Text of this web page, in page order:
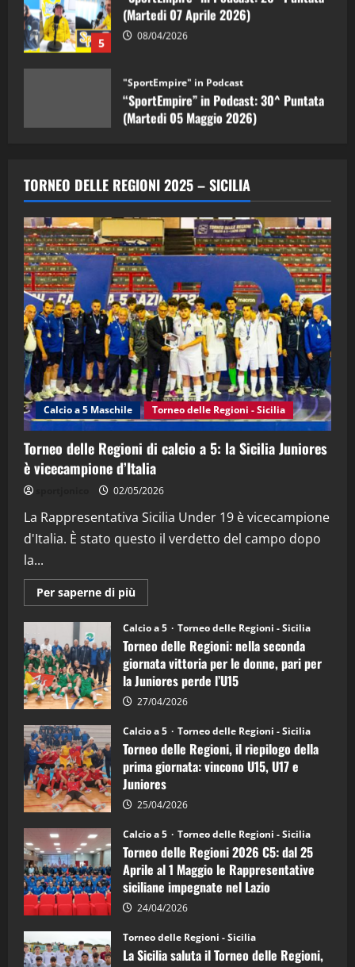
5 08/04/2026
(Martedi 05 Maggio 2026)
08/05/2026
2
“SportEmpire” in Podcast: 29^ Puntata
(Martedi 28 Aprile 2026)
3
"SportEmpire" in Podcast
“SportEmpire” in Podcast: 28^ Puntata
(Martedi 21 Aprile 2026)
21/04/2026
4
"SportEmpire" in Podcast Sport News
“SportEmpire” in Podcast: 27^ Puntata
(Martedi 14 Aprile 2026)
15/04/2026
"SportEmpire" in Podcast
“SportEmpire” in Podcast: 26^ Puntata
08/04/2026
TORNEO DELLE REGIONI 2025 – SICILIA
Calcio a 5 Maschile Torneo delle Regioni - Sicilia
Torneo delle Regioni di calcio a 5: la Sicilia Juniores
è vicecampione d’Italia
02/05/2026
La Rappresentativa Sicilia Under 19 è vicecampione
d'Italia. È stato questo il verdetto del campo dopo
la...
Per saperne di più
informazioni
Torneo
delle
Regioni
di
calcio
a
5:
la
Juniores
è
vicecampione
d’Italia
Calcio a 5 Torneo delle Regioni - Sicilia
Torneo delle Regioni: nella seconda
giornata vittoria per le donne, pari per
la Juniores perde l’U15
27/04/2026
Calcio a 5 Torneo delle Regioni - Sicilia
Torneo delle Regioni, il riepilogo della
prima giornata: vincono U15, U17 e
Juniores
25/04/2026
Calcio a 5 Torneo delle Regioni - Sicilia
Torneo delle Regioni 2026 C5: dal 25
Aprile al 1 Maggio le Rappresentative
siciliane impegnate nel Lazio
24/04/2026
Torneo delle Regioni - Sicilia
La Sicilia saluta il Torneo delle Regioni,